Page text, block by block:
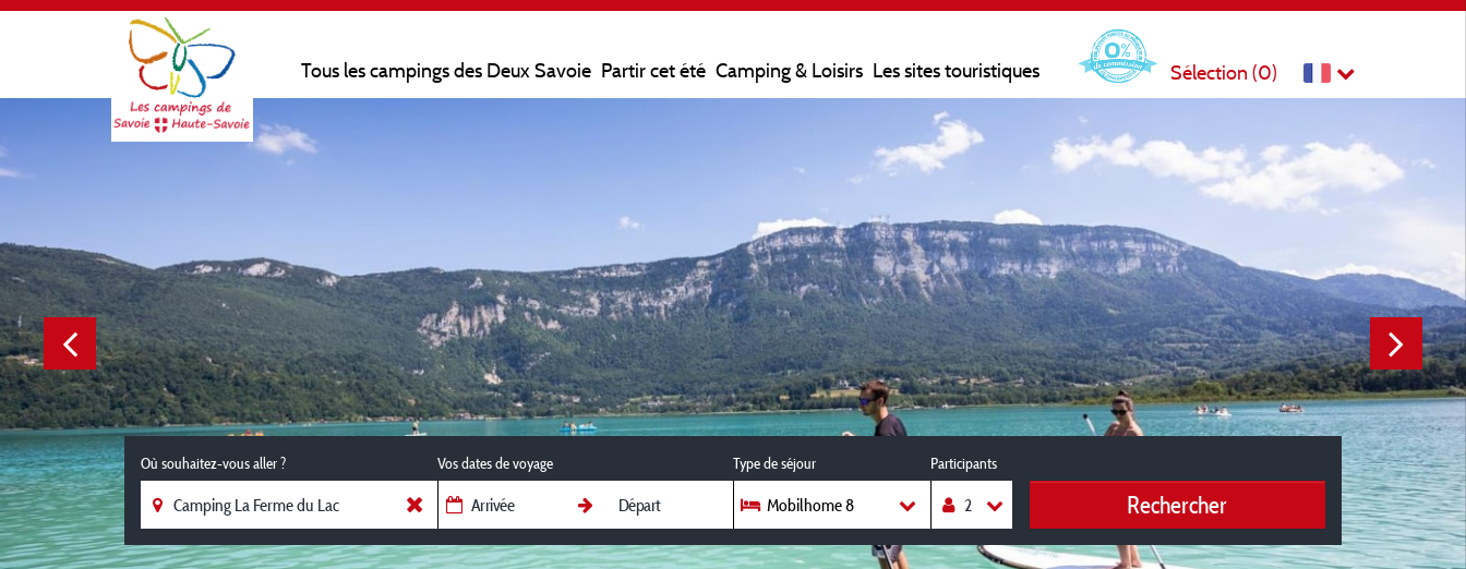
Tous les campings des Deux Savoie Partir cet été Camping & Loisirs Les sites touristiques Sélection (0)
Où souhaitez-vous aller ? Vos dates de voyage Type de séjour
Mobilhome 8
Participants
Rechercher